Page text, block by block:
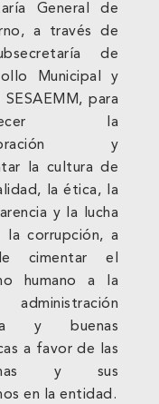
General de
a través de
de
Municipal y
para
la
y
la cultura de
la ética, la
y la lucha
la corrupción, a
cimentar el
humano a la
administración
y buenas
a favor de las
y sus
en la entidad.